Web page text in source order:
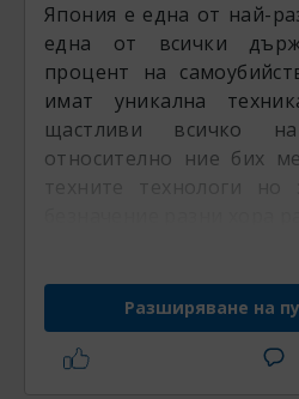
Япония е една от най-
една от всички
процент на
имат уникална
щастливи всичко
относително ние бих
Разширяване на